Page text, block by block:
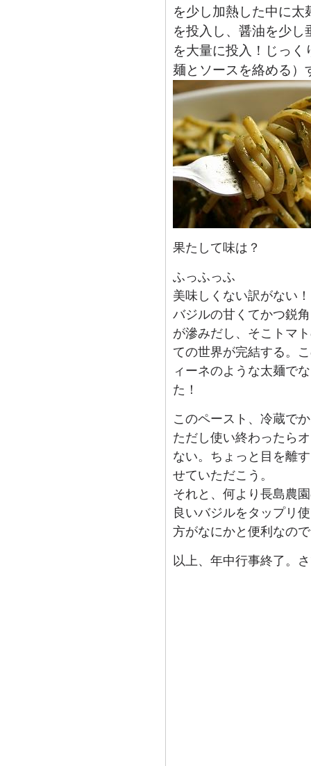
を少し加熱した中に
を投入し、醤油を少
を大量に投入！じっ
麺とソースを絡める）
果たして味は？
ふっふっふ
美味しくない訳がない！
バジルの甘くてかつ鋭
が滲みだし、そこトマ
ての世界が完結する。
ィーネのような太麺で
た！
このペースト、冷蔵で
ただし使い終わったら
ない。ちょっと目を離
せていただこう。
それと、何より長島農
良いバジルをタップリ
方がなにかと便利なの
以上、年中行事終了。